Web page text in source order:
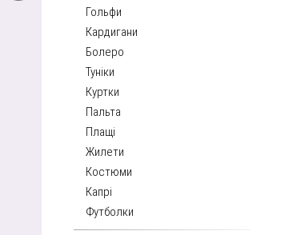
Гольфи
Кардигани
Болеро
Туніки
Куртки
Пальта
Плащі
Жилети
Костюми
Капрі
Футболки